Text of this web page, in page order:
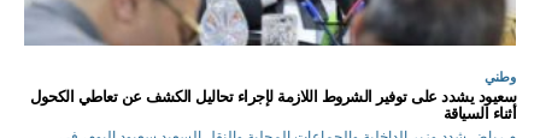
وطني
سعيود يشدد على توفير الشروط اللازمة لإجراء تحاليل الكشف عن تعاطي الكحول
أثناء السياقة